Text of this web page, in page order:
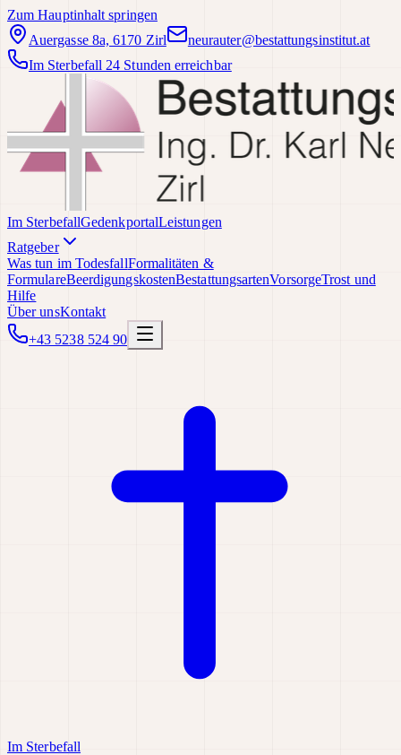
Zum Hauptinhalt springen
Auergasse 8a, 6170 Zirl
neurauter@bestattungsinstitut.at
Im Sterbefall 24 Stunden erreichbar
Im SterbefallGedenkportalLeistungen
Ratgeber
Was tun im TodesfallFormalitäten &
FormulareBeerdigungskostenBestattungsartenVorsorgeTrost und
Hilfe
Über unsKontakt
+43 5238 524 90
Im Sterbefall